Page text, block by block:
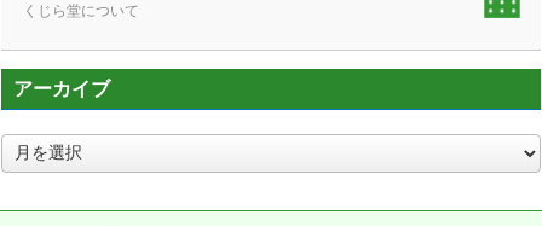
くじら堂について
アーカイブ
ア
ー